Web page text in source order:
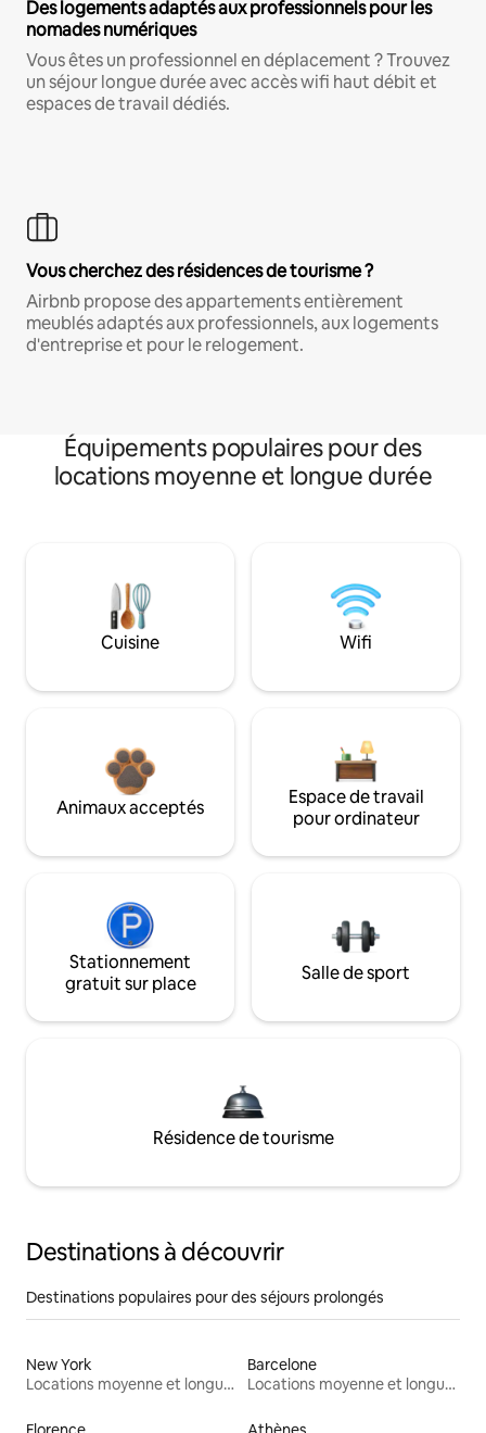
Des logements adaptés aux professionnels pour les
nomades numériques
Vous êtes un professionnel en déplacement ? Trouvez
un séjour longue durée avec accès wifi haut débit et
espaces de travail dédiés.
Vous cherchez des résidences de tourisme ?
Airbnb propose des appartements entièrement
meublés adaptés aux professionnels, aux logements
d'entreprise et pour le relogement.
Équipements populaires pour des
locations moyenne et longue durée
Cuisine Wifi
Animaux acceptés
Espace de travail
pour ordinateur
Stationnement
gratuit sur place
Salle de sport
Résidence de tourisme
Destinations à découvrir
Destinations populaires pour des séjours prolongés
New York
Locations moyenne et longue durée
Barcelone
Locations moyenne et longue durée